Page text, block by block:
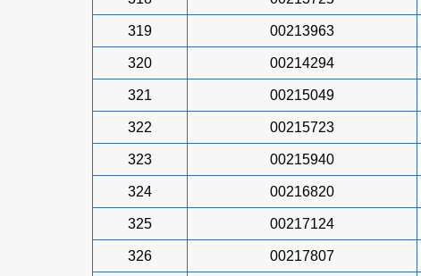
319 00213963
320 00214294
321 00215049
322 00215723
323 00215940
324 00216820
325 00217124
326 00217807